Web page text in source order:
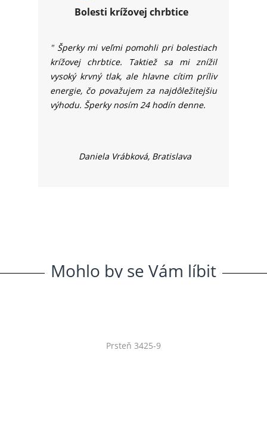
Bolesti krížovej chrbtice
" Šperky mi veľmi pomohli pri bolestiach
krížovej chrbtice. Taktiež sa mi znížil
vysoký krvný tlak, ale hlavne cítim príliv
energie, čo považujem za najdôležitejšiu
výhodu. Šperky nosím 24 hodín denne.
Daniela Vrábková, Bratislava
Mohlo by se Vám líbit
Prsteň 3425-9